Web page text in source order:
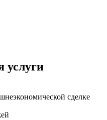
услуги
сделке